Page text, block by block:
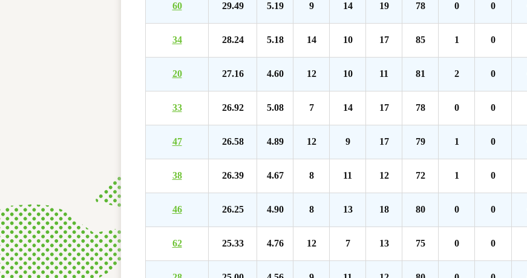
60 29.49 5.19 9 14 19 78 0 0
34 28.24 5.18 14 10 17 85 1 0
20 27.16 4.60 12 10 11 81 2 0
33 26.92 5.08 7 14 17 78 0 0
47 26.58 4.89 12 9 17 79 1 0
38 26.39 4.67 8 11 12 72 1 0
46 26.25 4.90 8 13 18 80 0 0
62 25.33 4.76 12 7 13 75 0 0